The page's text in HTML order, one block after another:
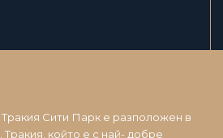
Сити Парк е разположен в
Тракия, който е с най- добре